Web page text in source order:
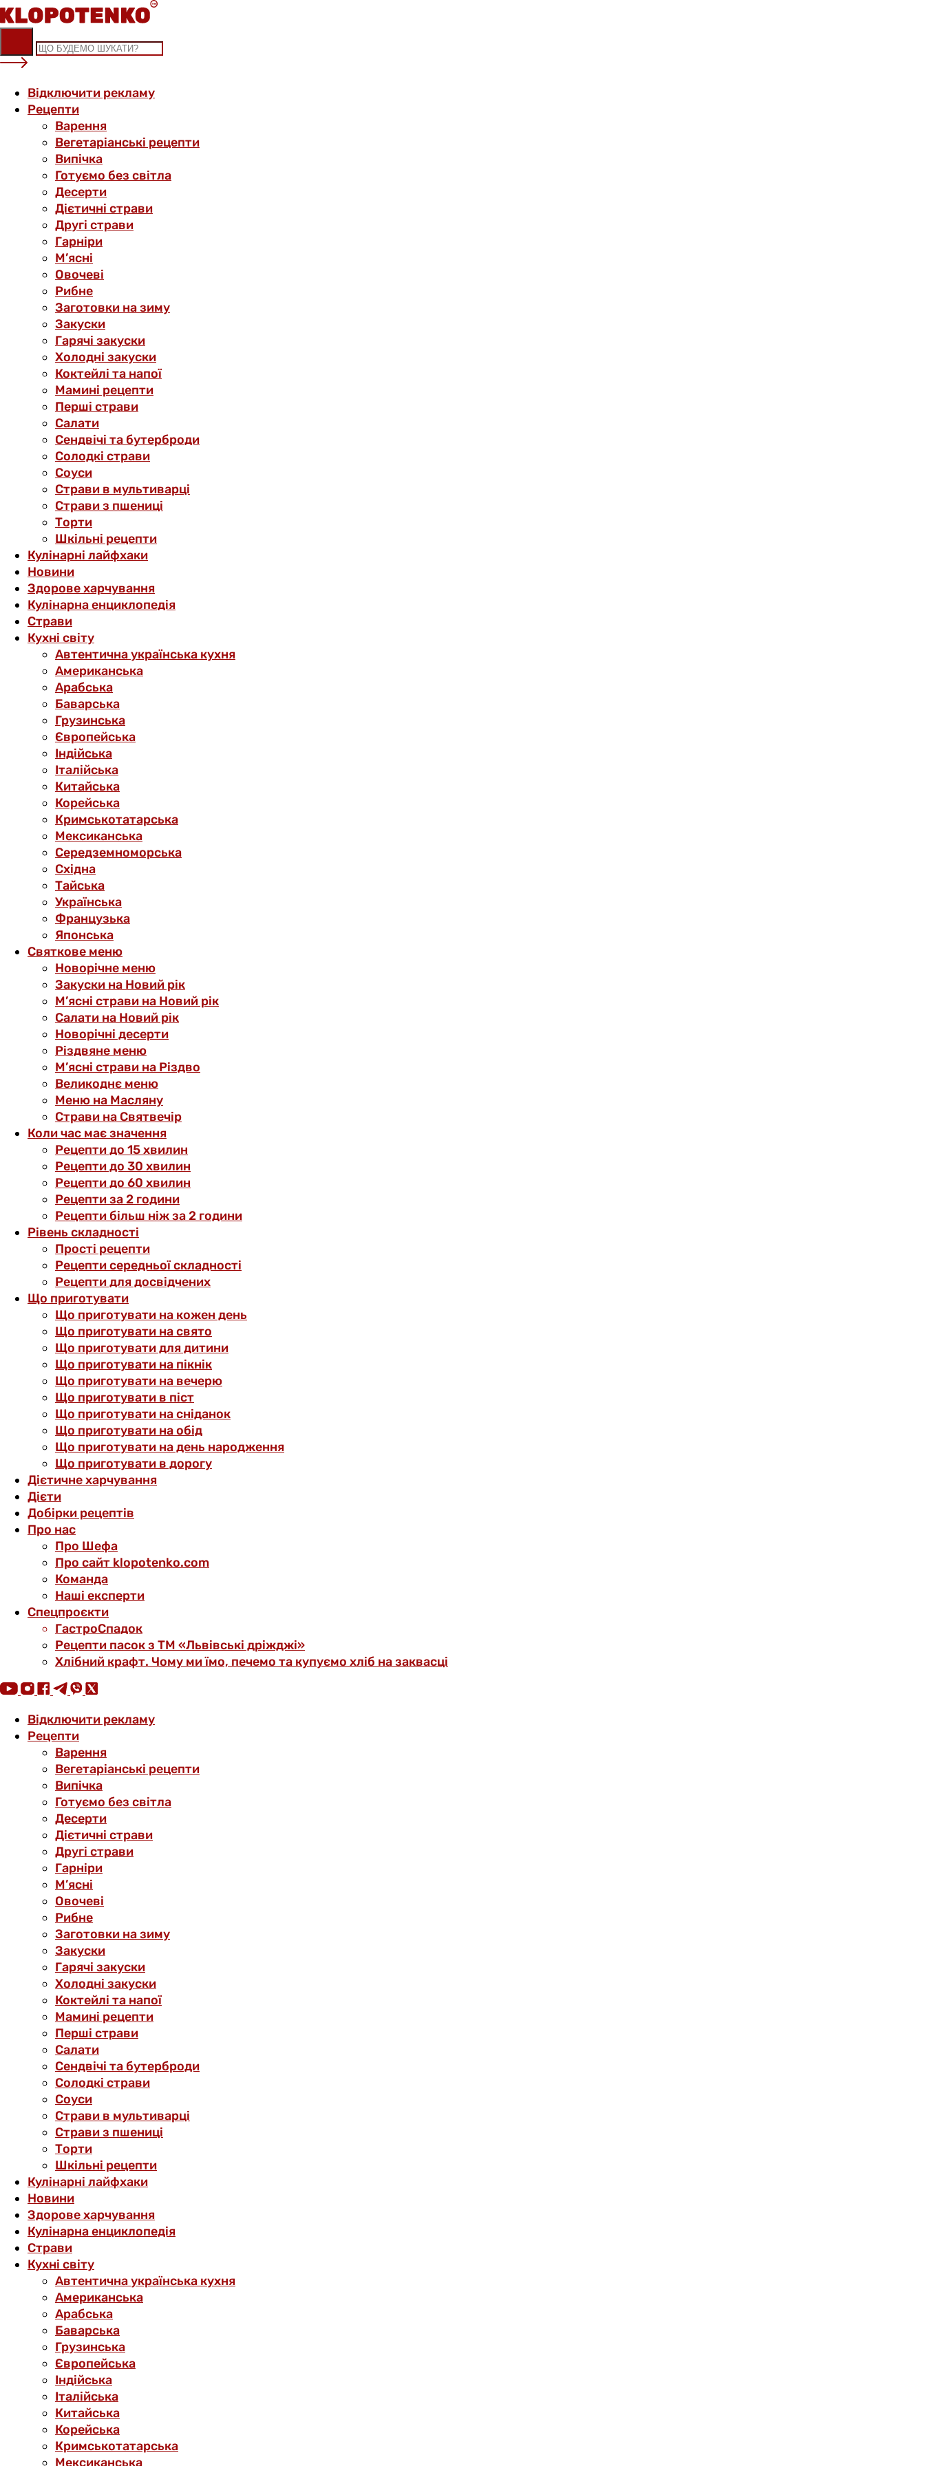
Skip
to
content
Відключити рекламу
Рецепти
Варення
Вегетаріанські рецепти
Випічка
Готуємо без світла
Десерти
Дієтичні страви
Другі страви
Гарніри
М’ясні
Овочеві
Рибне
Заготовки на зиму
Закуски
Гарячі закуски
Холодні закуски
Коктейлі та напої
Мамині рецепти
Перші страви
Салати
Сендвічі та бутерброди
Солодкі страви
Соуси
Страви в мультиварці
Страви з пшениці
Торти
Шкільні рецепти
Кулінарні лайфхаки
Новини
Здорове харчування
Кулінарна енциклопедія
Страви
Кухні світу
Автентична українська кухня
Американська
Арабська
Баварська
Грузинська
Європейська
Індійська
Італійська
Китайська
Корейська
Кримськотатарська
Мексиканська
Середземноморська
Східна
Тайська
Українська
Французька
Японська
Святкове меню
Новорічне меню
Закуски на Новий рік
М’ясні страви на Новий рік
Салати на Новий рік
Новорічні десерти
Різдвяне меню
М’ясні страви на Різдво
Великоднє меню
Меню на Масляну
Страви на Святвечір
Коли час має значення
Рецепти до 15 хвилин
Рецепти до 30 хвилин
Рецепти до 60 хвилин
Рецепти за 2 години
Рецепти більш ніж за 2 години
Рівень складності
Прості рецепти
Рецепти середньої складності
Рецепти для досвідчених
Що приготувати
Що приготувати на кожен день
Що приготувати на свято
Що приготувати для дитини
Що приготувати на пікнік
Що приготувати на вечерю
Що приготувати в піст
Що приготувати на сніданок
Що приготувати на обід
Що приготувати на день народження
Що приготувати в дорогу
Дієтичне харчування
Дієти
Добірки рецептів
Про нас
Про Шефа
Про сайт klopotenko.com
Команда
Наші експерти
Спецпроєкти
ГастроСпадок
Рецепти пасок з ТМ «Львівські дріжджі»
Хлібний крафт. Чому ми їмо, печемо та купуємо хліб на заквасці
Відключити рекламу
Рецепти
Варення
Вегетаріанські рецепти
Випічка
Готуємо без світла
Десерти
Дієтичні страви
Другі страви
Гарніри
М’ясні
Овочеві
Рибне
Заготовки на зиму
Закуски
Гарячі закуски
Холодні закуски
Коктейлі та напої
Мамині рецепти
Перші страви
Салати
Сендвічі та бутерброди
Солодкі страви
Соуси
Страви в мультиварці
Страви з пшениці
Торти
Шкільні рецепти
Кулінарні лайфхаки
Новини
Здорове харчування
Кулінарна енциклопедія
Страви
Кухні світу
Автентична українська кухня
Американська
Арабська
Баварська
Грузинська
Європейська
Індійська
Італійська
Китайська
Корейська
Кримськотатарська
Мексиканська